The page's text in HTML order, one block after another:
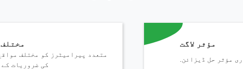
مؤثر لاگت
مؤثر حل ڈیزائن.
متعدد پیرامیٹرز کو مختلف
کی ضروریات کے